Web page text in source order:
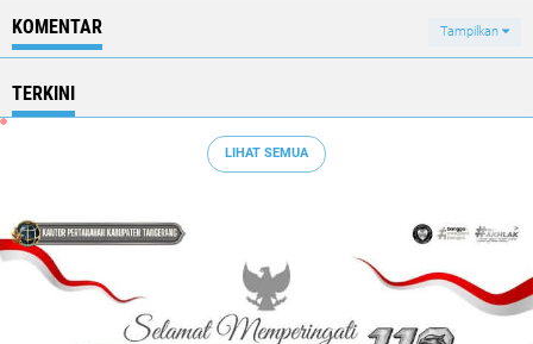
KOMENTAR Tampilkan
TERKINI
LIHAT SEMUA